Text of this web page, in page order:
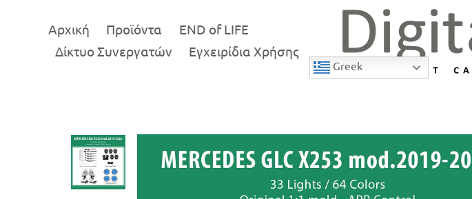
Αρχική Προϊόντα
END of LIFE
Δίκτυο Συνεργατών
Εγχειρίδια Χρήσης
Greek
5%